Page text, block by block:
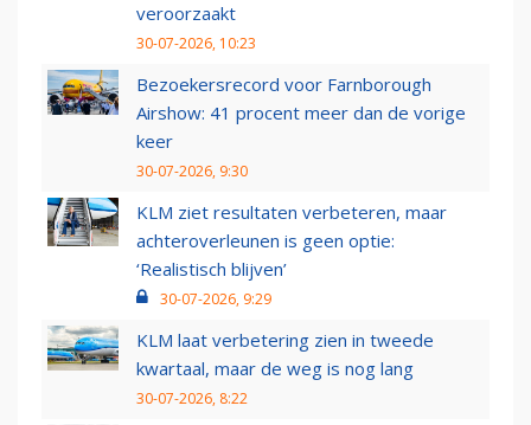
veroorzaakt
30-07-2026, 10:23
Bezoekersrecord voor Farnborough
Airshow: 41 procent meer dan de vorige
keer
30-07-2026, 9:30
KLM ziet resultaten verbeteren, maar
achteroverleunen is geen optie:
‘Realistisch blijven’
30-07-2026, 9:29
KLM laat verbetering zien in tweede
kwartaal, maar de weg is nog lang
30-07-2026, 8:22